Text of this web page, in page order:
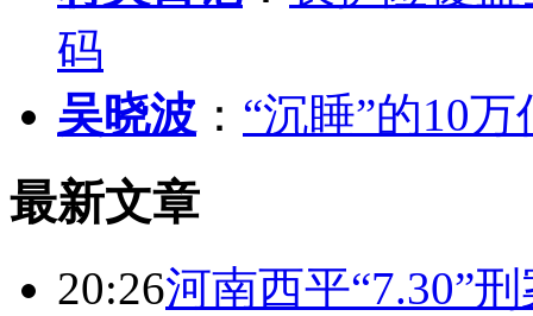
码
吴晓波 ： “沉睡”的10
最新文章
20:26河南西平“7.30”